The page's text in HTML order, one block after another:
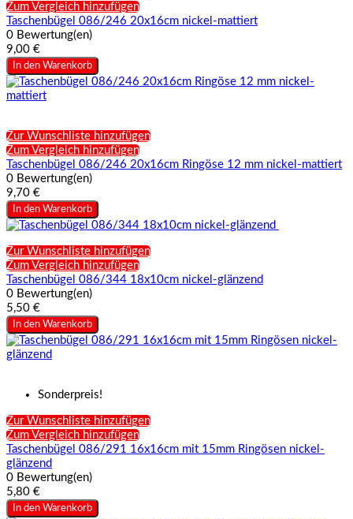
Zum Vergleich hinzufügen
Taschenbügel 086/246 20x16cm nickel-mattiert
0 Bewertung(en)
9,00 €
In den Warenkorb
Zur Wunschliste hinzufügen
Zum Vergleich hinzufügen
Taschenbügel 086/246 20x16cm Ringöse 12 mm nickel-mattiert
0 Bewertung(en)
9,70 €
In den Warenkorb
Zur Wunschliste hinzufügen
Zum Vergleich hinzufügen
Taschenbügel 086/344 18x10cm nickel-glänzend
0 Bewertung(en)
5,50 €
In den Warenkorb
Sonderpreis!
Zur Wunschliste hinzufügen
Zum Vergleich hinzufügen
Taschenbügel 086/291 16x16cm mit 15mm Ringösen nickel-
glänzend
0 Bewertung(en)
5,80 €
In den Warenkorb